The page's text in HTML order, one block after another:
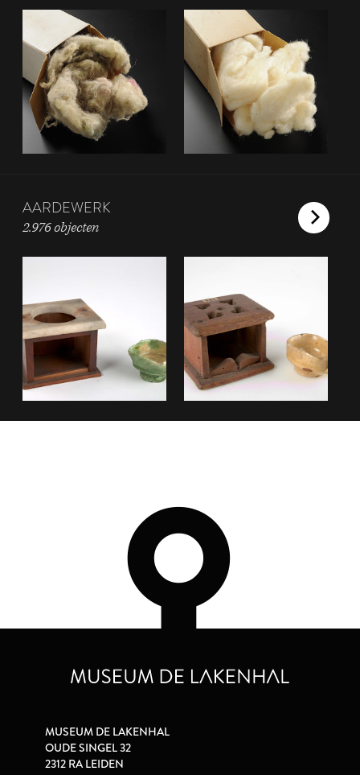
AARDEWERK
2.976 objecten
MUSEUM DE LAKENHAL
OUDE SINGEL 32
2312 RA LEIDEN